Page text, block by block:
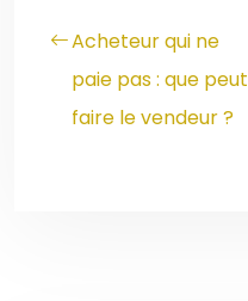
Acheteur qui ne
paie pas : que peut
faire le vendeur ?